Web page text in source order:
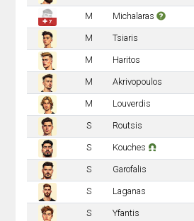
✚ 7
M Michalaras
M Tsiaris
M Haritos
M Akrivopoulos
M Louverdis
S Routsis
S Kouches
S Garofalis
S Laganas
S Yfantis